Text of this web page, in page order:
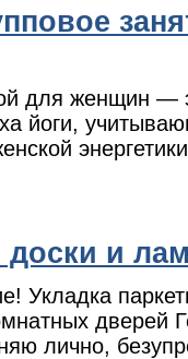
для женщин —
йоги,
доски и
Укладка
дверей
лично,